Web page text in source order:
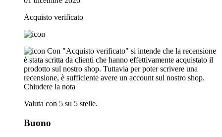
Acquisto verificato
Con "Acquisto verificato" si intende che la recensione
è stata scritta da clienti che hanno effettivamente acquistato il
prodotto sul nostro shop. Tuttavia per poter scrivere una
recensione, è sufficiente avere un account sul nostro shop.
Chiudere la nota
Valuta con 5 su 5 stelle.
Buono